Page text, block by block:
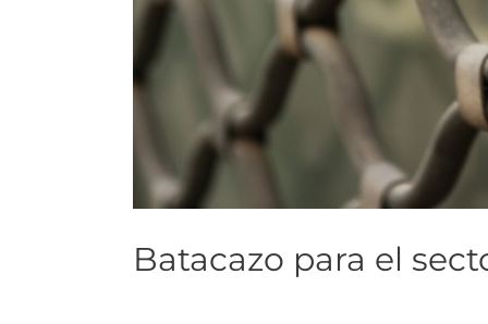
Batacazo para el